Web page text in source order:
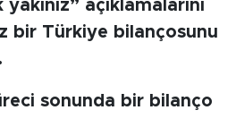
açıklamalarını
bir Türkiye bilançosunu
sonunda bir bilanço